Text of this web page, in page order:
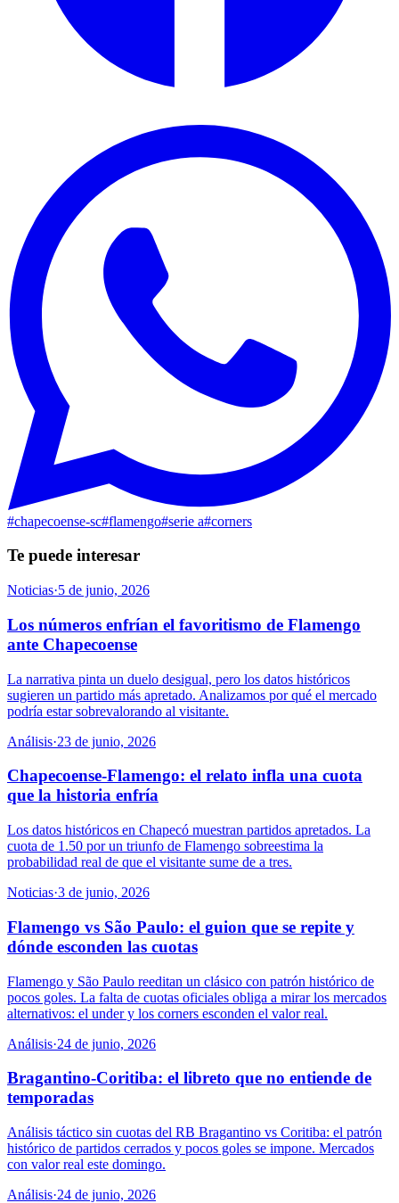
#chapecoense-sc#flamengo#serie a#corners
Te puede interesar
Noticias·5 de junio, 2026
Los números enfrían el favoritismo de Flamengo
ante Chapecoense
La narrativa pinta un duelo desigual, pero los datos históricos
sugieren un partido más apretado. Analizamos por qué el mercado
podría estar sobrevalorando al visitante.
Análisis·23 de junio, 2026
Chapecoense-Flamengo: el relato infla una cuota
que la historia enfría
Los datos históricos en Chapecó muestran partidos apretados. La
cuota de 1.50 por un triunfo de Flamengo sobreestima la
probabilidad real de que el visitante sume de a tres.
Noticias·3 de junio, 2026
Flamengo vs São Paulo: el guion que se repite y
dónde esconden las cuotas
Flamengo y São Paulo reeditan un clásico con patrón histórico de
pocos goles. La falta de cuotas oficiales obliga a mirar los mercados
alternativos: el under y los corners esconden el valor real.
Análisis·24 de junio, 2026
Bragantino-Coritiba: el libreto que no entiende de
temporadas
Análisis táctico sin cuotas del RB Bragantino vs Coritiba: el patrón
histórico de partidos cerrados y pocos goles se impone. Mercados
con valor real este domingo.
Análisis·24 de junio, 2026